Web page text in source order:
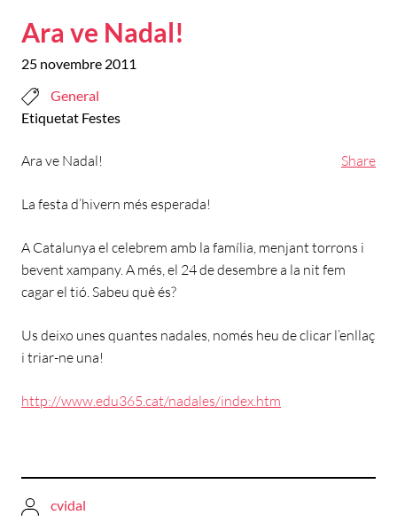
Ara ve Nadal!
25 novembre 2011
General
Etiquetat Festes
Share
Ara ve Nadal!
La festa d’hivern més esperada!
A Catalunya el celebrem amb la família, menjant torrons i
bevent xampany. A més, el 24 de desembre a la nit fem
cagar el tió. Sabeu què és?
Us deixo unes quantes nadales, només heu de clicar l’enllaç
i triar-ne una!
http://www.edu365.cat/nadales/index.htm
cvidal